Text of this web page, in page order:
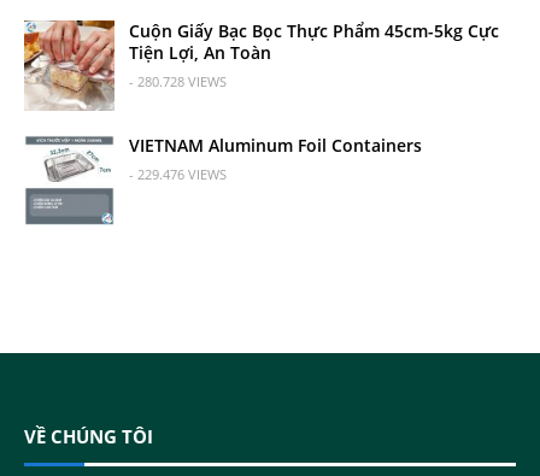
Cuộn Giấy Bạc Bọc Thực Phẩm 45cm-5kg Cực
Tiện Lợi, An Toàn
- 280.728 VIEWS
VIETNAM Aluminum Foil Containers
- 229.476 VIEWS
VỀ CHÚNG TÔI